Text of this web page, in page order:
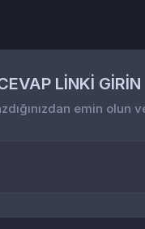
LİNKİ GİRİN
emin olun